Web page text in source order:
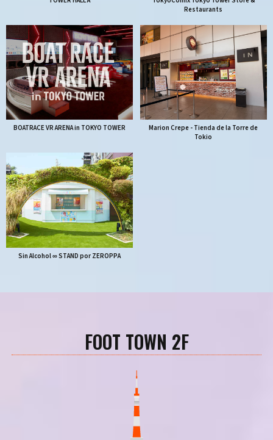
Restaurants
BOATRACE VR ARENA in TOKYO TOWER
Marion Crepe - Tienda de la Torre de
Tokio
Sin Alcohol ∞ STAND por ZEROPPA
FOOT TOWN 2F